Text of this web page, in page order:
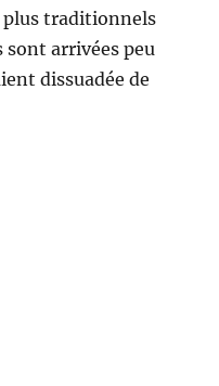
plus traditionnels
sont arrivées peu
dissuadée de